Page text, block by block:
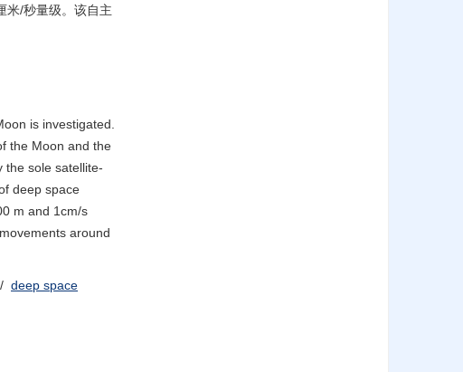
米/秒量级。该自主
is investigated.
the Moon and the
the sole satellite-
deep space
m and 1cm/s
around
/ deep space